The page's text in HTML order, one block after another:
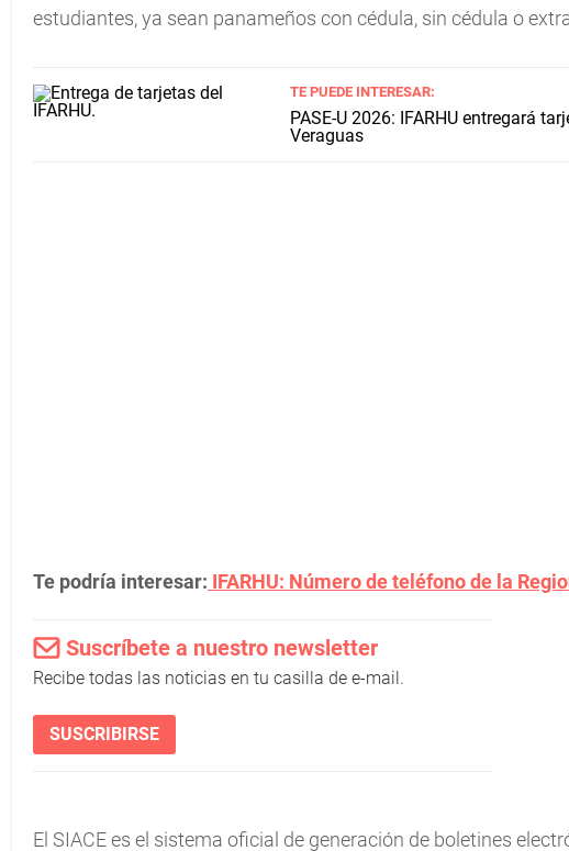
estudiantes, ya sean panameños con cédula, sin cédula o
TE PUEDE INTERESAR:
PASE-U 2026: IFARHU entregará
Veraguas
Te podría interesar: IFARHU: Número de teléfono de la
Suscríbete a nuestro newsletter
Recibe todas las noticias en tu casilla de e-mail.
SUSCRIBIRSE
El SIACE es el sistema oficial de generación de boletines